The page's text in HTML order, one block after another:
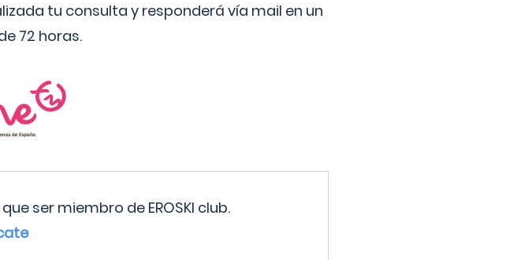
tu consulta y responderá vía mail en un
72 horas.
ser miembro de EROSKI club.